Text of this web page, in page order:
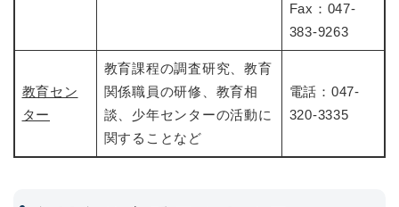
Fax：047-
383-9263
教育セン
ター
教育課程の調査研究、教育
関係職員の研修、教育相
談、少年センターの活動に
関することなど
電話：047-
320-3335